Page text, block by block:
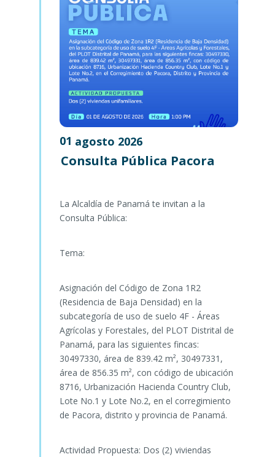
01 agosto 2026
Consulta Pública Pacora
La Alcaldía de Panamá te invitan a la
Consulta Pública:
Tema:
Asignación del Código de Zona 1R2
(Residencia de Baja Densidad) en la
subcategoría de uso de suelo 4F - Áreas
Agrícolas y Forestales, del PLOT Distrital de
Panamá, para las siguientes fincas:
30497330, área de 839.42 m², 30497331,
área de 856.35 m², con código de ubicación
8716, Urbanización Hacienda Country Club,
Lote No.1 y Lote No.2, en el corregimiento
de Pacora, distrito y provincia de Panamá.
Actividad Propuesta: Dos (2) viviendas